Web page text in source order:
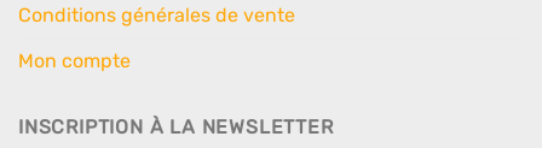
Conditions générales de vente
Mon compte
INSCRIPTION À LA NEWSLETTER